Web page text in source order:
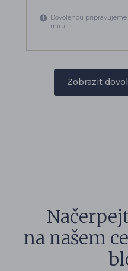
Dovolenou připravujeme
míru
Zobrazit
na našem